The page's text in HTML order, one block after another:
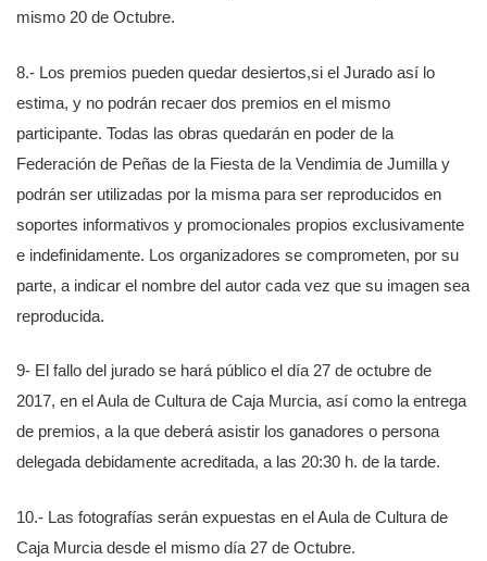
mismo 20 de Octubre.
8.- Los premios pueden quedar desiertos,si el Jurado así lo
estima, y no podrán recaer dos premios en el mismo
participante. Todas las obras quedarán en poder de la
Federación de Peñas de la Fiesta de la Vendimia de Jumilla y
podrán ser utilizadas por la misma para ser reproducidos en
soportes informativos y promocionales propios exclusivamente
e indefinidamente. Los organizadores se comprometen, por su
parte, a indicar el nombre del autor cada vez que su imagen sea
reproducida.
9- El fallo del jurado se hará público el día 27 de octubre de
2017, en el Aula de Cultura de Caja Murcia, así como la entrega
de premios, a la que deberá asistir los ganadores o persona
delegada debidamente acreditada, a las 20:30 h. de la tarde.
10.- Las fotografías serán expuestas en el Aula de Cultura de
Caja Murcia desde el mismo día 27 de Octubre.